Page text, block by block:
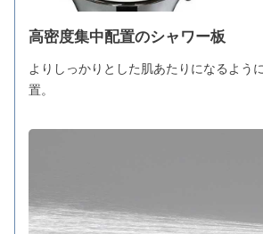
高密度集中配置のシャワー板
よりしっかりとした肌あたりになるよう
置。